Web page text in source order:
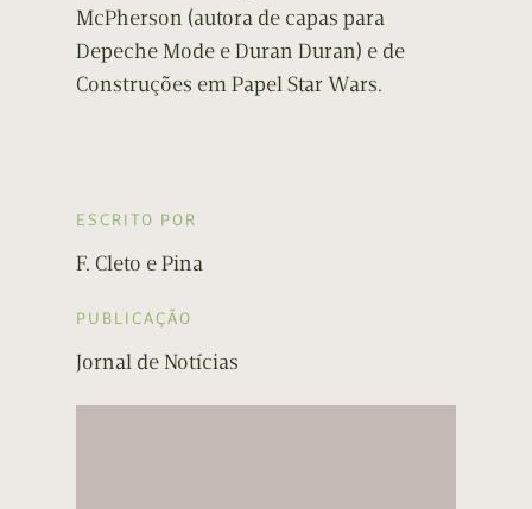
McPherson (autora de capas para
Depeche Mode e Duran Duran) e de
Construções em Papel Star Wars.
ESCRITO POR
F. Cleto e Pina
PUBLICAÇÃO
Jornal de Notícias